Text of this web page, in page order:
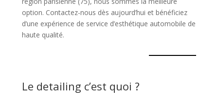
option. Contactez-nous dès aujourd’hui et bénéficiez
d’une expérience de service d’esthétique automobile de
haute qualité.
Le detailing c’est quoi ?